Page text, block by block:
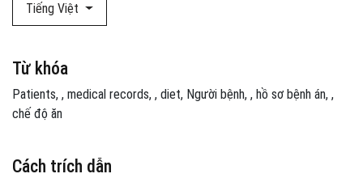
Tiếng Việt
Cách trích dẫn
Từ khóa
Patients , medical records , diet Người bệnh , hồ sơ bệnh án ,
chế độ ăn